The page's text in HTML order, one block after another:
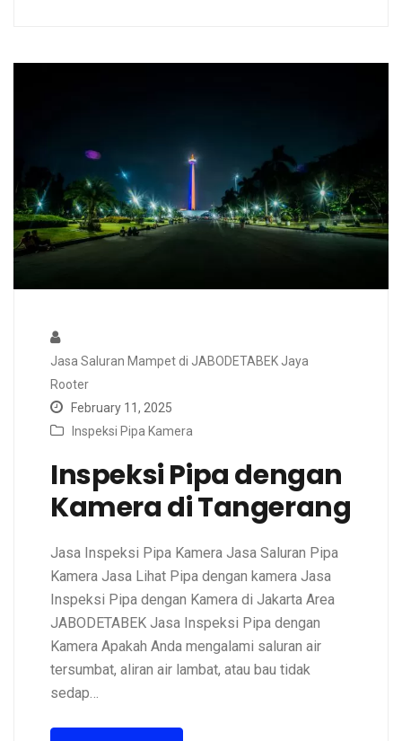
Jasa Saluran Mampet di JABODETABEK Jaya
Rooter
February 11, 2025
Inspeksi Pipa Kamera
Inspeksi Pipa dengan
Kamera di Tangerang
Jasa Inspeksi Pipa Kamera Jasa Saluran Pipa
Kamera Jasa Lihat Pipa dengan kamera Jasa
Inspeksi Pipa dengan Kamera di Jakarta Area
JABODETABEK Jasa Inspeksi Pipa dengan
Kamera Apakah Anda mengalami saluran air
tersumbat, aliran air lambat, atau bau tidak
sedap…